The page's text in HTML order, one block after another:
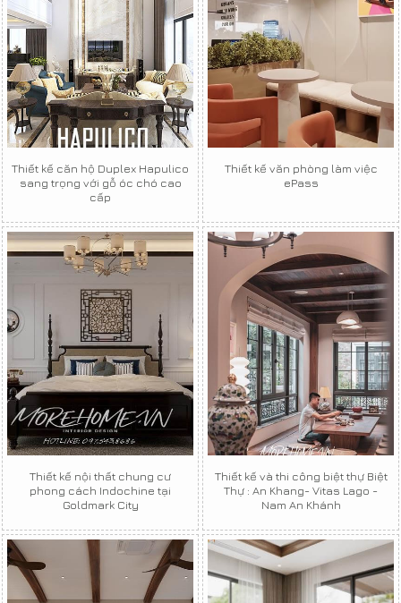
Thiết kế căn hộ Duplex Hapulico
sang trọng với gỗ óc chó cao
cấp
Thiết kế văn phòng làm việc
ePass
Thiết kế nội thất chung cư
phong cách Indochine tại
Goldmark City
Thiết kế và thi công biệt thự Biệt
Thự : An Khang- Vitas Lago -
Nam An Khánh